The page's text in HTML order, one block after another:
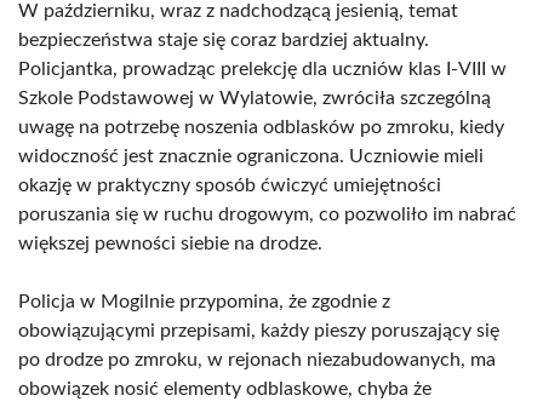
W październiku, wraz z nadchodzącą jesienią, temat
bezpieczeństwa staje się coraz bardziej aktualny.
Policjantka, prowadząc prelekcję dla uczniów klas I-VIII w
Szkole Podstawowej w Wylatowie, zwróciła szczególną
uwagę na potrzebę noszenia odblasków po zmroku, kiedy
widoczność jest znacznie ograniczona. Uczniowie mieli
okazję w praktyczny sposób ćwiczyć umiejętności
poruszania się w ruchu drogowym, co pozwoliło im nabrać
większej pewności siebie na drodze.
Policja w Mogilnie przypomina, że zgodnie z
obowiązującymi przepisami, każdy pieszy poruszający się
po drodze po zmroku, w rejonach niezabudowanych, ma
obowiązek nosić elementy odblaskowe, chyba że